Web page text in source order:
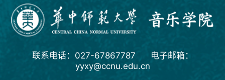
联系电话：027-67867787 电子邮箱：
yyxy@ccnu.edu.cn